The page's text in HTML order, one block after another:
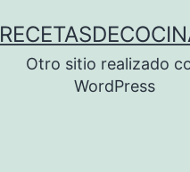
Otro sitio realizado
WordPress